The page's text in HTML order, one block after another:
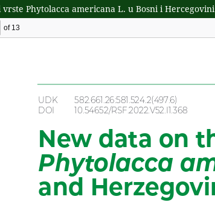
Phytolacca americana L. u Bosni i Hercegovini